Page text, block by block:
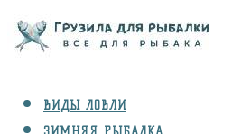
ВИДЫ ЛОВЛИ